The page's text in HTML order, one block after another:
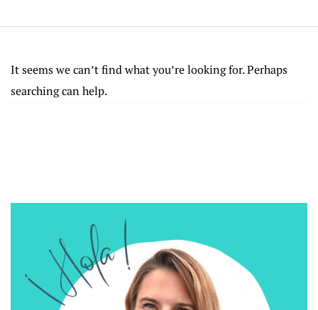
It seems we can’t find what you’re looking for. Perhaps
searching can help.